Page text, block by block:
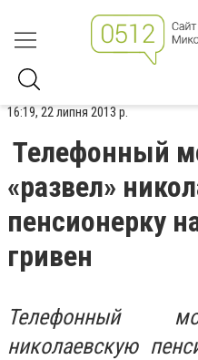
16:19, 22 липня 2013 р.
Телефонный
«развел»
пенсионерку
гривен
Телефонный
николаевскую